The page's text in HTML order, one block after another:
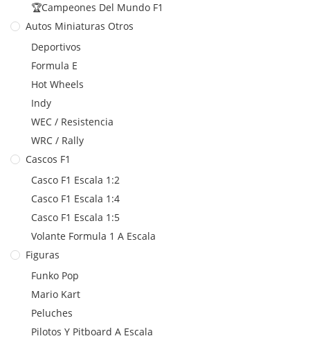
🏆Campeones Del Mundo F1
Autos Miniaturas Otros
Deportivos
Formula E
Hot Wheels
Indy
WEC / Resistencia
WRC / Rally
Cascos F1
Casco F1 Escala 1:2
Casco F1 Escala 1:4
Casco F1 Escala 1:5
Volante Formula 1 A Escala
Figuras
Funko Pop
Mario Kart
Peluches
Pilotos Y Pitboard A Escala